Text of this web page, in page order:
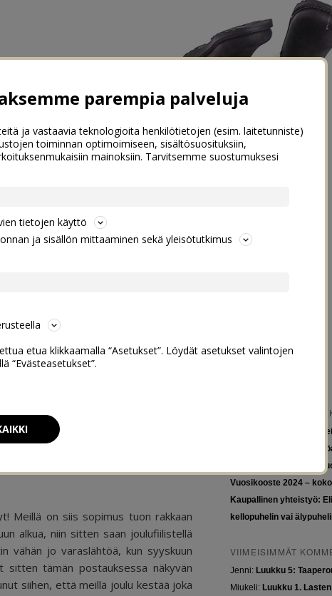
Meillä on siis sopimus tuon rakkaan
alkua, niin sitten saan joulufiilistellä
vähän jo varaslähtöä, kun syyskuun
sitten tämän postauksessa näkyvän
siihen, että meillä joulu kestää joka
VIIMEISIMMÄT
Tytöt kuuluvat kouluun,
Euroopan roadtrip
Tyttöjen ja tasa-arvon
Vuosikooste 2024 –
Kaupallinen yhteistyö:
kellopuhelin vai
VIIMEISIMMÄT
Jenni: Luukku 5:
Miukeli: Luukku 1.
parempia palveluja
ja vastaavia teknologioita henkilötietojen (esim. laitetunniste)
toiminnan optimoimiseen, sisältösuosituksiin,
mainoksiin. Tarvitsemme suostumuksesi
tietojen käyttö
ja sisällön mittaaminen sekä yleisötutkimus
etua klikkaamalla “Asetukset”. Löydät asetukset valintojen
“Evästeasetukset”.